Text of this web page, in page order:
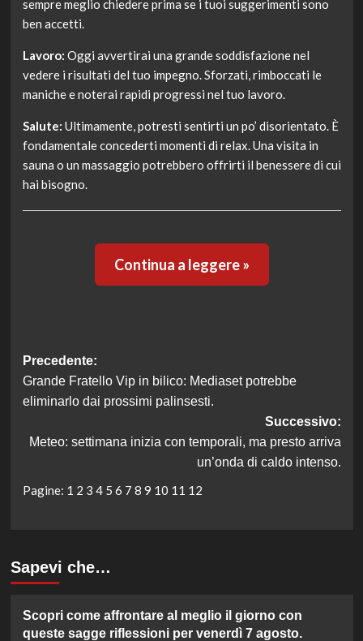
sempre meglio chiedere prima se i tuoi suggerimenti sono
ben accetti.
Lavoro: Oggi avvertirai una grande soddisfazione nel
vedere i risultati del tuo impegno. Sforzati, rimboccati le
maniche e noterai rapidi progressi nel tuo lavoro.
Salute: Ultimamente, potresti sentirti un po’ disorientato. È
fondamentale concederti momenti di relax. Una visita in
sauna o un massaggio potrebbero offrirti il benessere di cui
hai bisogno.
Continua a leggere »
Navigazione
articolo
Precedente:
Grande Fratello Vip in bilico: Mediaset potrebbe
eliminarlo dai prossimi palinsesti.
Successivo:
Meteo: settimana inizia con temporali, ma presto arriva
un’onda di caldo intenso.
Pagine: 1 2 3 4 5 6 7 8 9 10 11 12
Sapevi che…
Scopri come affrontare al meglio il giorno con
queste sagge riflessioni per venerdì 7 agosto.